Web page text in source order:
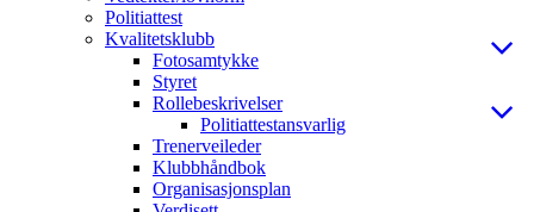
Politiattest
Kvalitetsklubb
Fotosamtykke
Styret
Rollebeskrivelser
Politiattestansvarlig
Trenerveileder
Klubbhåndbok
Organisasjonsplan